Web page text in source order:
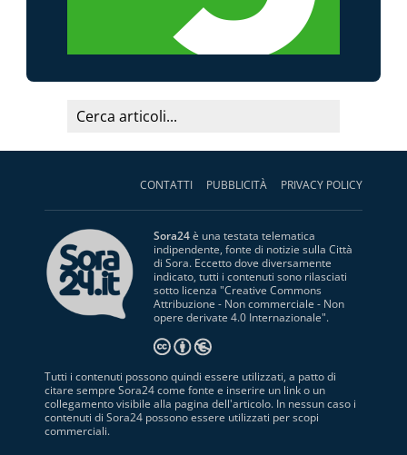
CONTATTI PUBBLICITÀ PRIVACY POLICY
Sora24è una testata telematica
indipendente, fonte di notizie sulla Città
di Sora. Eccetto dove diversamente
indicato, tutti i contenuti sono rilasciati
sotto licenza "Creative Commons
Attribuzione - Non commerciale - Non
opere derivate 4.0 Internazionale".
Tutti i contenuti possono quindi essere utilizzati, a patto di
citare sempre Sora24 come fonte e inserire un link o un
collegamento visibile alla pagina dell'articolo. In nessun caso i
contenuti di Sora24 possono essere utilizzati per scopi
commerciali.